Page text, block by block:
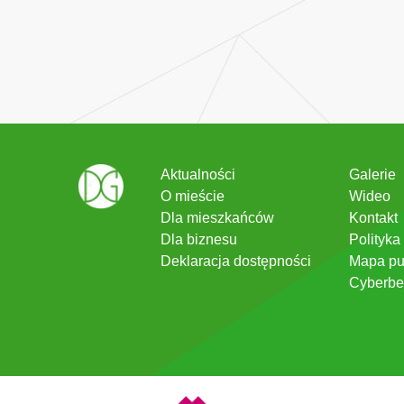
Aktualności
O mieście
Dla mieszkańców
Dla biznesu
Deklaracja dostępności
Galerie
Wideo
Kontakt
Mapa